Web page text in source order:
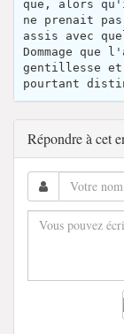
que, alors
ne prenait
assis avec
Dommage
gentillesse
pourtant
Répondre à cet